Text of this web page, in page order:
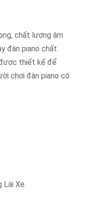
chất lượng âm
đàn piano chất
thiết kế để
chơi đàn piano có
Lái Xe.